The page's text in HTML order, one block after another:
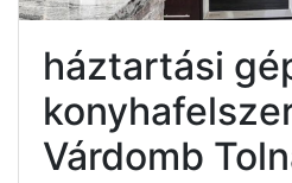
háztartási
Várdomb